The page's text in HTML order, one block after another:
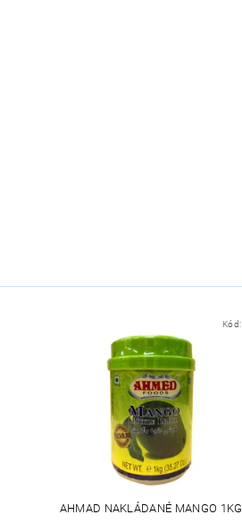
Kód:
AHMAD NAKLÁDANÉ MANGO 1KG